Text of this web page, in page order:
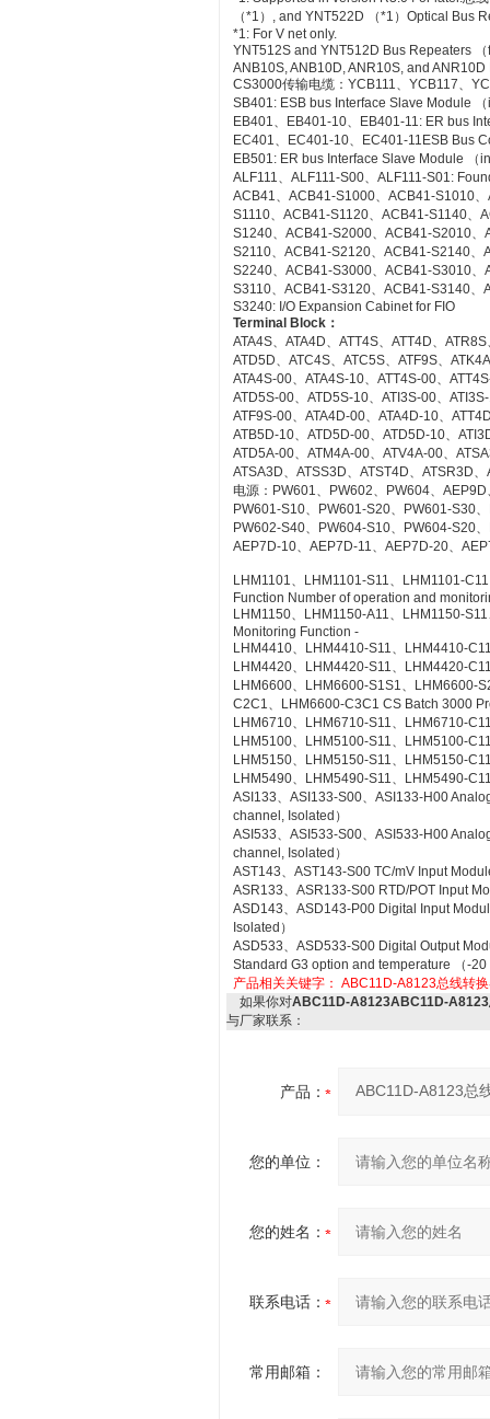
（*1）, and YNT522D （*1）Optical Bus
*1: For V net only.
YNT512S and YNT512D Bus Repeaters
ANB10S, ANB10D, ANR10S, and
CS3000传输电缆：YCB111、YCB117、
SB401: ESB bus Interface Slave Module
EB401、EB401-10、EB401-11: ER bus
EC401、EC401-10、EC401-11ESB Bus
EB501: ER bus Interface Slave Module （
ALF111、ALF111-S00、ALF111-S01:
ACB41、ACB41-S1000、ACB41-S1010
S1110、ACB41-S1120、ACB41-S1140
S1240、ACB41-S2000、ACB41-S2010
S2110、ACB41-S2120、ACB41-S2140
S2240、ACB41-S3000、ACB41-S3010
S3110、ACB41-S3120、ACB41-S3140
S3240: I/O Expansion Cabinet for FIO
Terminal Block ：
ATA4S、ATA4D、ATT4S、ATT4D、
ATD5D、ATC4S、ATC5S、ATF9S、
ATA4S-00、ATA4S-10、ATT4S-00、
ATD5S-00、ATD5S-10、ATI3S-00、
ATF9S-00、ATA4D-00、ATA4D-10、
ATB5D-10、ATD5D-00、ATD5D-10、
ATD5A-00、ATM4A-00、ATV4A-00、
ATSA3D、ATSS3D、ATST4D、ATSR3D
电源：PW601、PW602、PW604、
PW601-S10、PW601-S20、PW601-S30
PW602-S40、PW604-S10、PW604-S20
AEP7D-10、AEP7D-11、AEP7D-20、
LHM1101、LHM1101-S11、LHM1101-
Function Number of operation and
LHM1150、LHM1150-A11、LHM1150-
Monitoring Function -
LHM4410、LHM4410-S11、LHM4410-
LHM4420、LHM4420-S11、LHM4420-
LHM6600、LHM6600-S1S1、LHM6600-
C2C1、LHM6600-C3C1 CS Batch 3000
LHM6710、LHM6710-S11、LHM6710-
LHM5100、LHM5100-S11、LHM5100-
LHM5150、LHM5150-S11、LHM5150-
LHM5490、LHM5490-S11、LHM5490-
ASI133、ASI133-S00、ASI133-H00
channel, Isolated）
ASI533、ASI533-S00、ASI533-H00
channel, Isolated）
AST143、AST143-S00 TC/mV Input
ASR133、ASR133-S00 RTD/POT Input
ASD143、ASD143-P00 Digital Input
Isolated）
ASD533、ASD533-S00 Digital Output
Standard G3 option and temperature （-20
产品相关关键字： ABC11D-A8123总线转
如果你对ABC11D-A8123ABC11D-A8123
与厂家联系：
产品：
您的单位：
您的姓名：
联系电话：
常用邮箱：